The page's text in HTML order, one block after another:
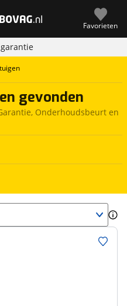
Favorieten
garantie
gevonden
Onderhoudsbeurt en